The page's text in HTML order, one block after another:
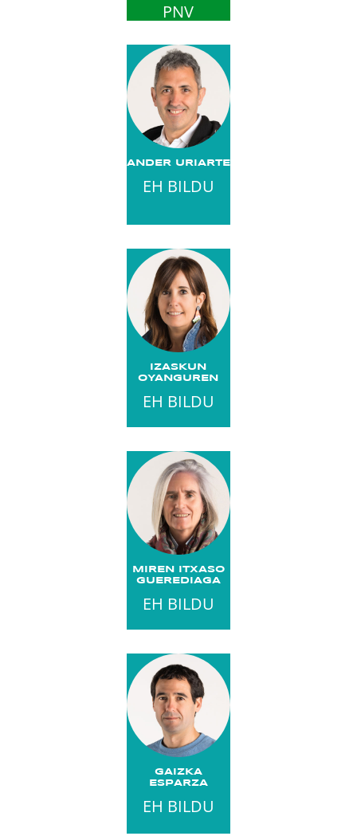
PNV
ANDER URIARTE
EH BILDU
IZASKUN
OYANGUREN
EH BILDU
MIREN ITXASO
GUEREDIAGA
EH BILDU
GAIZKA
ESPARZA
EH BILDU